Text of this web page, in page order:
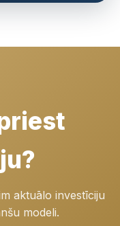
aktuālo investīciju
modeli.